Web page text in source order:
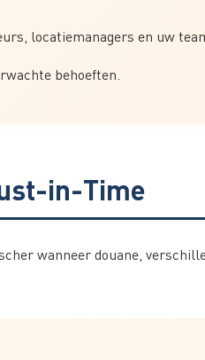
locatiemanagers en uw
behoeften.
in-Time
wanneer douane,